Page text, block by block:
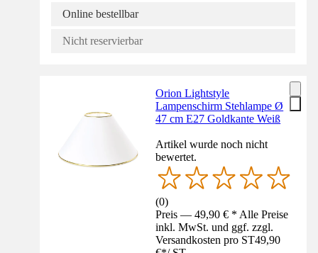
Online bestellbar
Nicht reservierbar
Orion Lightstyle
Lampenschirm Stehlampe Ø
47 cm E27 Goldkante Weiß
Artikel wurde noch nicht
bewertet.
(0)
Preis — 49,90 € * Alle Preise
inkl. MwSt. und ggf. zzgl.
Versandkosten pro ST49,90